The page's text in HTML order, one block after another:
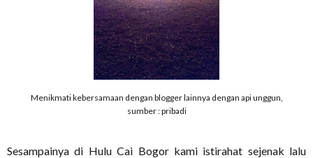
Menikmati kebersamaan dengan blogger lainnya dengan api unggun,
sumber : pribadi
Sesampainya di Hulu Cai Bogor kami istirahat sejenak lalu